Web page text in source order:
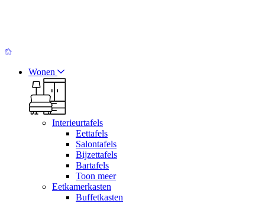
Wonen
Interieurtafels
Eettafels
Salontafels
Bijzettafels
Bartafels
Toon meer
Eetkamerkasten
Buffetkasten